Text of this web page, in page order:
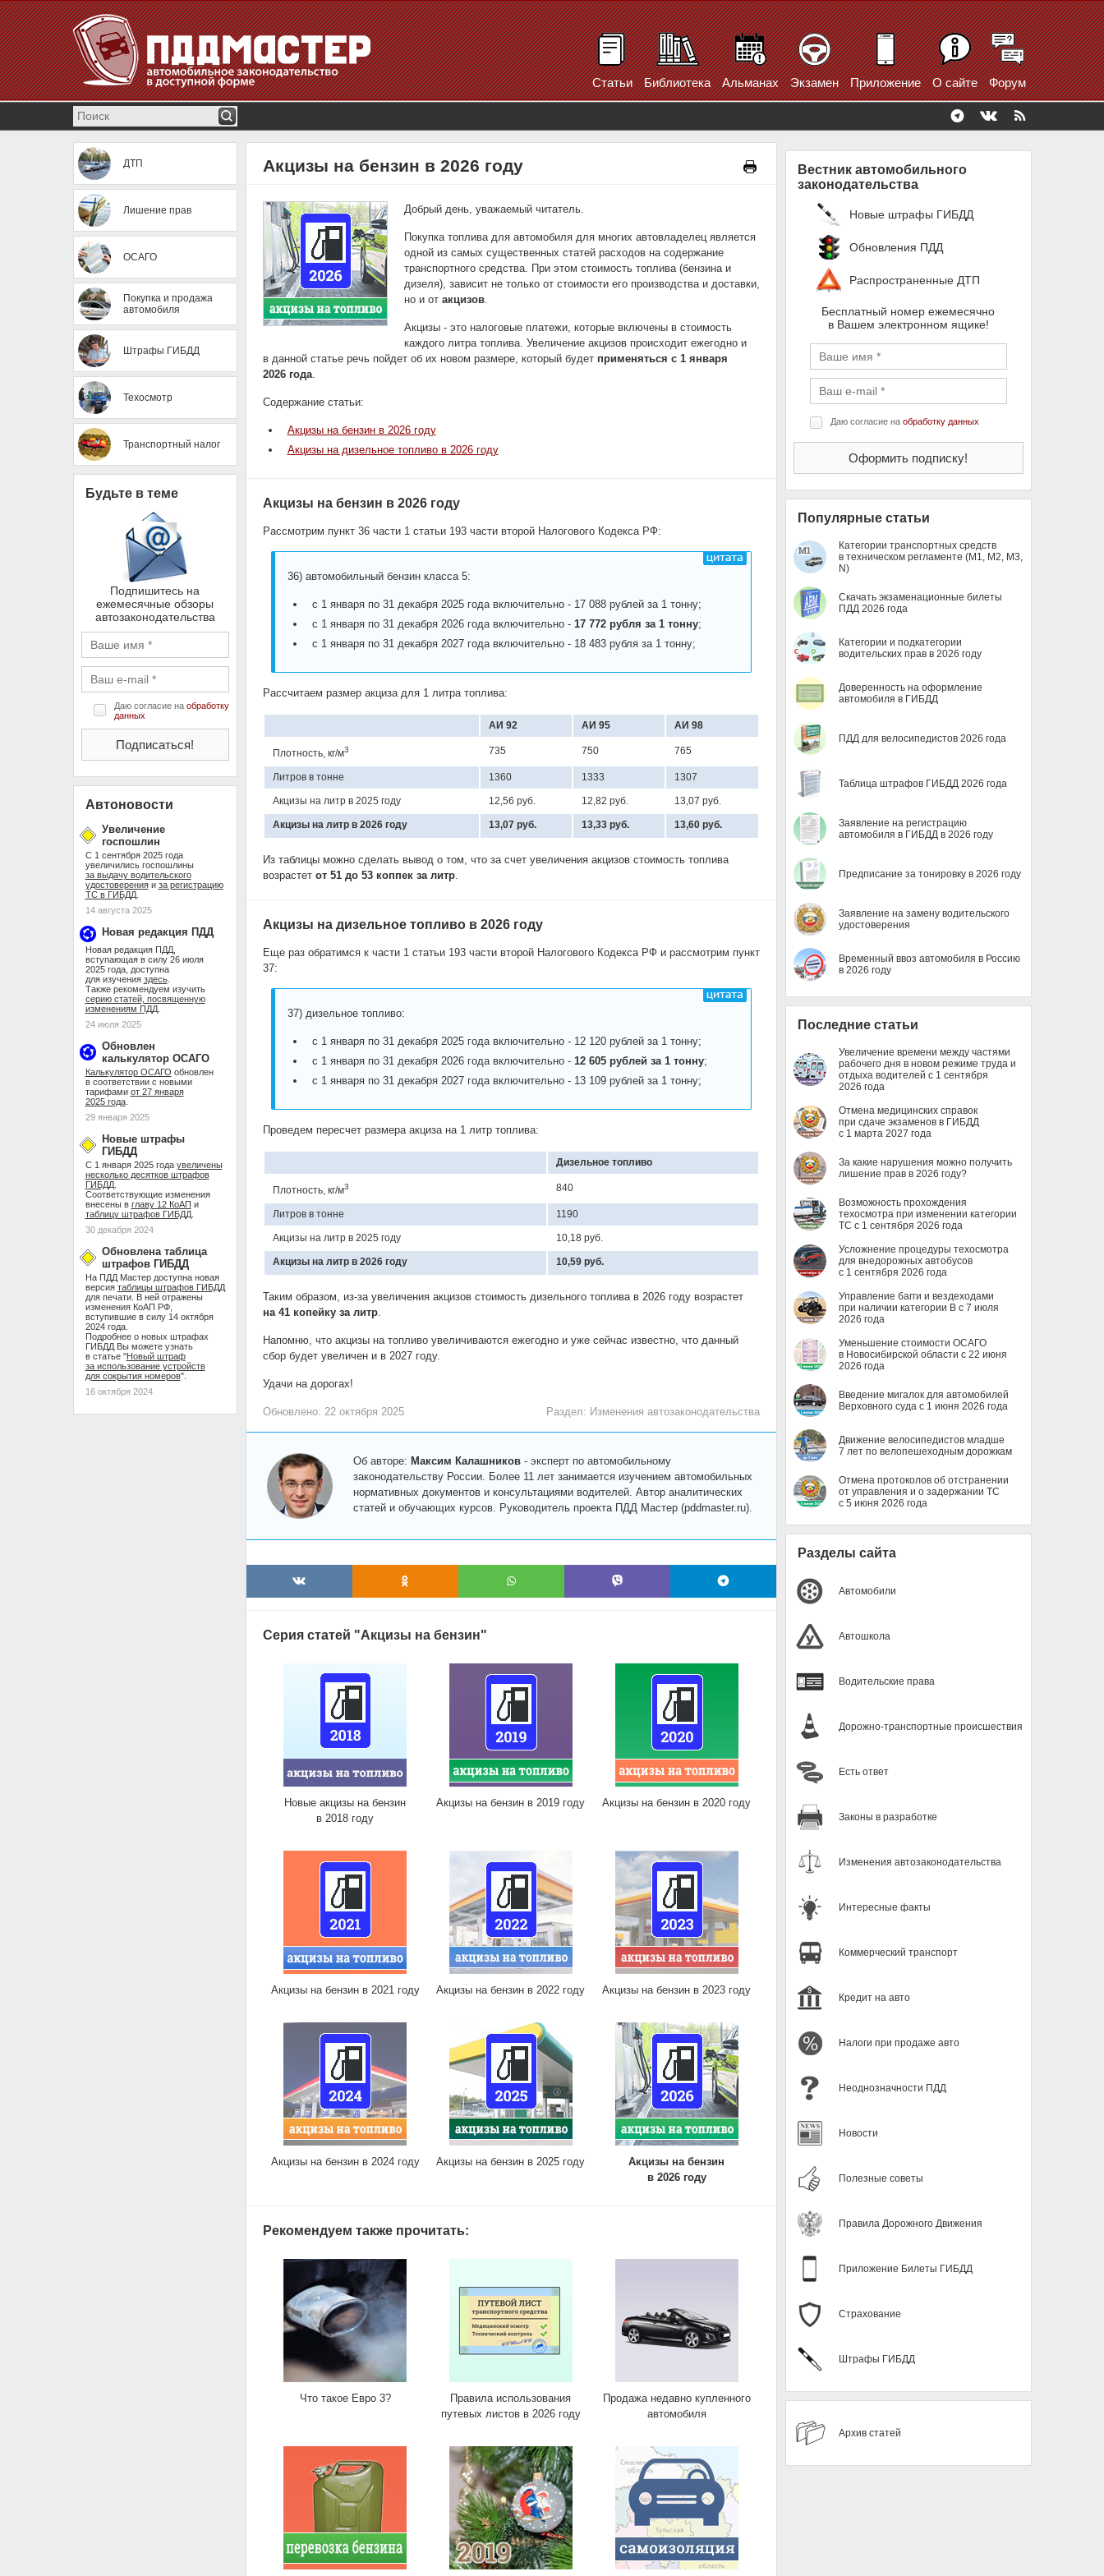
Статьи Библиотека Альманах Экзамен Приложение О сайте Форум
ДТП
Лишение прав
ОСАГО
Покупка и продажа
автомобиля
Штрафы ГИБДД
Техосмотр
Транспортный налог
Будьте в теме
Подпишитесь на
ежемесячные обзоры
автозаконодательства
Даю согласие на обработку
данных
Автоновости
Увеличение
госпошлин
С 1 сентября 2025 года
увеличились госпошлины
за выдачу водительского
удостоверенияи за регистрацию
ТС в ГИБДД.
14 августа 2025
Новая редакция ПДД
Новая редакция ПДД,
вступающая в силу 26 июля
2025 года, доступна
для изучения здесь.
Также рекомендуем изучить
серию статей, посвященную
изменениям ПДД.
24 июля 2025
Обновлен
калькулятор ОСАГО
Калькулятор ОСАГО обновлен
в соответствии с новыми
тарифами от 27 января
2025 года.
29 января 2025
Новые штрафы
ГИБДД
С 1 января 2025 года увеличены
несколько десятков штрафов
ГИБДД.
Соответствующие изменения
внесены в главу 12 КоАП и
таблицу штрафов ГИБДД.
30 декабря 2024
Обновлена таблица
штрафов ГИБДД
На ПДД Мастер доступна новая
версия таблицы штрафов ГИБДД
для печати. В ней отражены
изменения КоАП РФ,
вступившие в силу 14 октября
2024 года.
Подробнее о новых штрафах
ГИБДД Вы можете узнать
в статье "Новый штраф
за использование устройств
для сокрытия номеров".
16 октября 2024
Акцизы на бензин в 2026 году
Добрый день, уважаемый читатель.
Покупка топлива для автомобиля для многих автовладелец является
одной из самых существенных статей расходов на содержание
транспортного средства. При этом стоимость топлива (бензина и
дизеля), зависит не только от стоимости его производства и доставки,
но и от акцизов.
Акцизы - это налоговые платежи, которые включены в стоимость
каждого литра топлива. Увеличение акцизов происходит ежегодно и
в данной статье речь пойдет об их новом размере, который будет применяться с 1 января
2026 года.
Содержание статьи:
Акцизы на бензин в 2026 году
Акцизы на дизельное топливо в 2026 году
Акцизы на бензин в 2026 году
Рассмотрим пункт 36 части 1 статьи 193 части второй Налогового Кодекса РФ:
36) автомобильный бензин класса 5:
с 1 января по 31 декабря 2025 года включительно - 17 088 рублей за 1 тонну;
с 1 января по 31 декабря 2026 года включительно - 17 772 рубля за 1 тонну;
с 1 января по 31 декабря 2027 года включительно - 18 483 рубля за 1 тонну;
Рассчитаем размер акциза для 1 литра топлива:
АИ 92 АИ 95 АИ 98
Плотность, кг/м3 735 750 765
Литров в тонне 1360 1333 1307
Акцизы на литр в 2025 году 12,56 руб. 12,82 руб. 13,07 руб.
Акцизы на литр в 2026 году 13,07 руб. 13,33 руб. 13,60 руб.
Из таблицы можно сделать вывод о том, что за счет увеличения акцизов стоимость топлива
возрастет от 51 до 53 коппек за литр.
Акцизы на дизельное топливо в 2026 году
Еще раз обратимся к части 1 статьи 193 части второй Налогового Кодекса РФ и рассмотрим пункт
37:
37) дизельное топливо:
с 1 января по 31 декабря 2025 года включительно - 12 120 рублей за 1 тонну;
с 1 января по 31 декабря 2026 года включительно - 12 605 рублей за 1 тонну;
с 1 января по 31 декабря 2027 года включительно - 13 109 рублей за 1 тонну;
Проведем пересчет размера акциза на 1 литр топлива:
Дизельное топливо
Плотность, кг/м3 840
Литров в тонне 1190
Акцизы на литр в 2025 году 10,18 руб.
Акцизы на литр в 2026 году 10,59 руб.
Таким образом, из-за увеличения акцизов стоимость дизельного топлива в 2026 году возрастет
на 41 копейку за литр.
Напомню, что акцизы на топливо увеличиваются ежегодно и уже сейчас известно, что данный
сбор будет увеличен и в 2027 году.
Удачи на дорогах!
Обновлено: 22 октября 2025 Раздел: Изменения автозаконодательства
Об авторе: Максим Калашников- эксперт по автомобильному
законодательству России. Более 11 лет занимается изучением автомобильных
нормативных документов и консультациями водителей. Автор аналитических
статей и обучающих курсов. Руководитель проекта ПДД Мастер (pddmaster.ru).
Серия статей "Акцизы на бензин"
Новые акцизы на бензин
в 2018 году
Акцизы на бензин в 2019 году Акцизы на бензин в 2020 году
Акцизы на бензин в 2021 году Акцизы на бензин в 2022 году Акцизы на бензин в 2023 году
Акцизы на бензин в 2024 году Акцизы на бензин в 2025 году
Акцизы на бензин
в 2026 году
Рекомендуем также прочитать:
Что такое Евро 3?
Правила использования
путевых листов в 2026 году
Продажа недавно купленного
автомобиля
Вестник автомобильного
законодательства
Новые штрафы ГИБДД
Обновления ПДД
Распространенные ДТП
Бесплатный номер ежемесячно
в Вашем электронном ящике!
Даю согласие на обработку данных
Популярные статьи
Категории транспортных средств
в техническом регламенте (M1, M2, M3,
N)
Скачать экзаменационные билеты
ПДД 2026 года
Категории и подкатегории
водительских прав в 2026 году
Доверенность на оформление
автомобиля в ГИБДД
ПДД для велосипедистов 2026 года
Таблица штрафов ГИБДД 2026 года
Заявление на регистрацию
автомобиля в ГИБДД в 2026 году
Предписание за тонировку в 2026 году
Заявление на замену водительского
удостоверения
Временный ввоз автомобиля в Россию
в 2026 году
Последние статьи
Увеличение времени между частями
рабочего дня в новом режиме труда и
отдыха водителей с 1 сентября
2026 года
Отмена медицинских справок
при сдаче экзаменов в ГИБДД
с 1 марта 2027 года
За какие нарушения можно получить
лишение прав в 2026 году?
Возможность прохождения
техосмотра при изменении категории
ТС с 1 сентября 2026 года
Усложнение процедуры техосмотра
для внедорожных автобусов
с 1 сентября 2026 года
Управление багги и вездеходами
при наличии категории B с 7 июля
2026 года
Уменьшение стоимости ОСАГО
в Новосибирской области с 22 июня
2026 года
Введение мигалок для автомобилей
Верховного суда с 1 июня 2026 года
Движение велосипедистов младше
7 лет по велопешеходным дорожкам
Отмена протоколов об отстранении
от управления и о задержании ТС
с 5 июня 2026 года
Разделы сайта
Автомобили
Автошкола
Водительские права
Дорожно-транспортные происшествия
Есть ответ
Законы в разработке
Изменения автозаконодательства
Интересные факты
Коммерческий транспорт
Кредит на авто
Налоги при продаже авто
Неоднозначности ПДД
Новости
Полезные советы
Правила Дорожного Движения
Приложение Билеты ГИБДД
Страхование
Штрафы ГИБДД
Архив статей